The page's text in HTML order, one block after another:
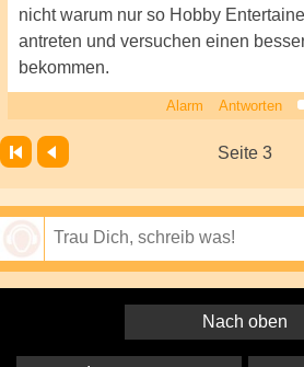
nicht warum nur so Hobby
antreten und versuchen einen
bekommen.
Alarm Antworten
Seite 3
Nach oben